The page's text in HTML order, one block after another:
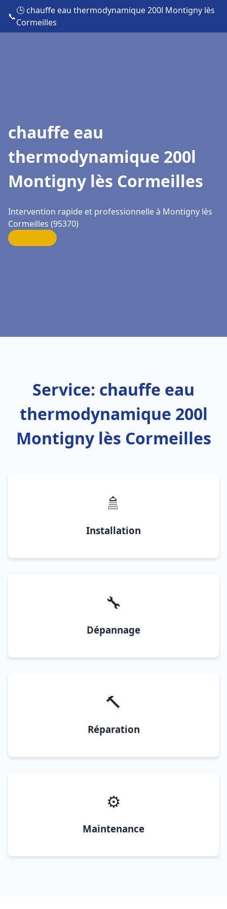
📞
🕒 chauffe eau thermodynamique 200l Montigny lès
Cormeilles
chauffe eau
thermodynamique 200l
Montigny lès Cormeilles
Intervention rapide et professionnelle à Montigny lès
Cormeilles (95370)
Service: chauffe eau
thermodynamique 200l
Montigny lès Cormeilles
🚿
Installation
🔧
Dépannage
🔨
Réparation
⚙️
Maintenance